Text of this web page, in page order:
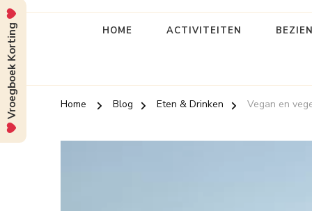
HOME ACTIVITEITEN
Home Blog Eten & Drinken Vegan en
Vroegboek Korting